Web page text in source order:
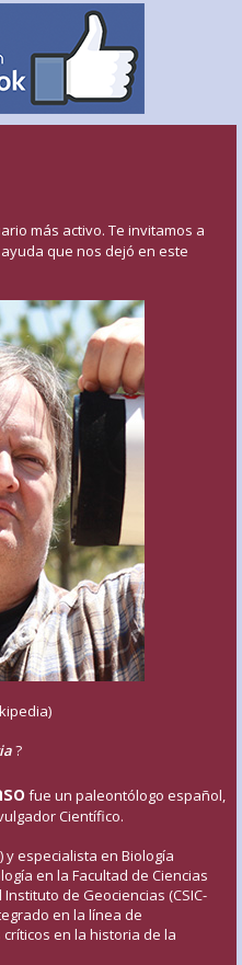
más activo. Te invitamos a
que nos dejó en este
?
fue un paleontólogo español,
Científico.
y especialista en Biología
en la Facultad de Ciencias
de Geociencias (CSIC-
en la línea de
en la historia de la